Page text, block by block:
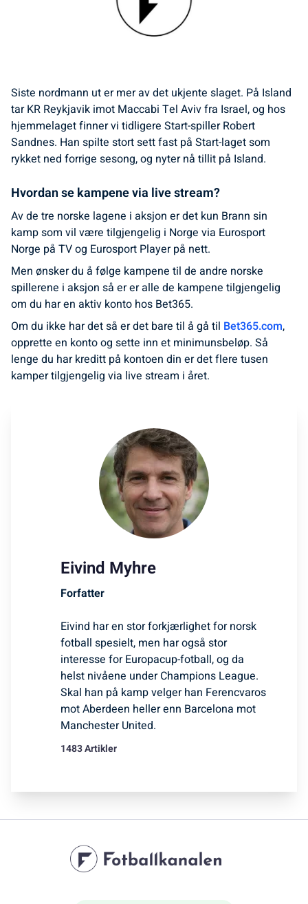
Siste nordmann ut er mer av det ukjente slaget. På Island
tar KR Reykjavik imot Maccabi Tel Aviv fra Israel, og hos
hjemmelaget finner vi tidligere Start-spiller Robert
Sandnes. Han spilte stort sett fast på Start-laget som
rykket ned forrige sesong, og nyter nå tillit på Island.
Hvordan se kampene via live stream?
Av de tre norske lagene i aksjon er det kun Brann sin
kamp som vil være tilgjengelig i Norge via Eurosport
Norge på TV og Eurosport Player på nett.
Men ønsker du å følge kampene til de andre norske
spillerene i aksjon så er er alle de kampene tilgjengelig
om du har en aktiv konto hos Bet365.
Om du ikke har det så er det bare til å gå til Bet365.com,
opprette en konto og sette inn et minimunsbeløp. Så
lenge du har kreditt på kontoen din er det flere tusen
kamper tilgjengelig via live stream i året.
Eivind Myhre
Forfatter
Eivind har en stor forkjærlighet for norsk
fotball spesielt, men har også stor
interesse for Europacup-fotball, og da
helst nivåene under Champions League.
Skal han på kamp velger han Ferencvaros
mot Aberdeen heller enn Barcelona mot
Manchester United.
1483 Artikler